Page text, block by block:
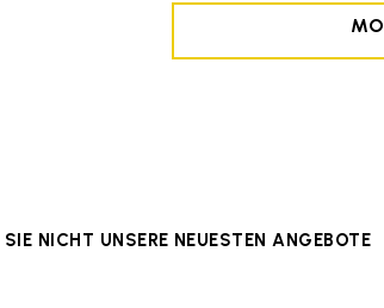
NICHT UNSERE NEUESTEN ANGEBOTE